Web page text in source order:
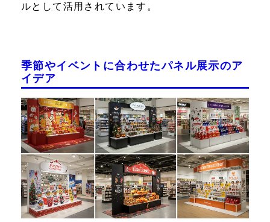
ルとして活用されています。
季節やイベントに合わせたパネル展示のア
イデア